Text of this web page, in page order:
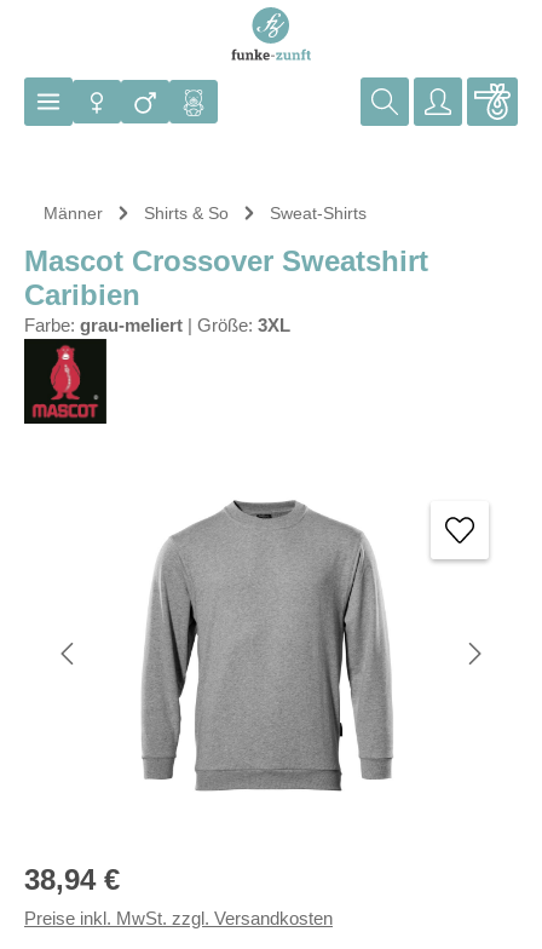
Männer Shirts & So Sweat-Shirts
Mascot Crossover Sweatshirt
Caribien
Farbe: grau-meliert Größe: 3XL
Regulärer Preis:
38,94 €
Preise inkl. MwSt. zzgl. Versandkosten